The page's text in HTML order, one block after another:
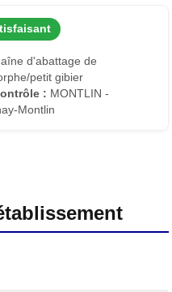
d'abattage de
petit gibier
: MONTLIN -
Montlin